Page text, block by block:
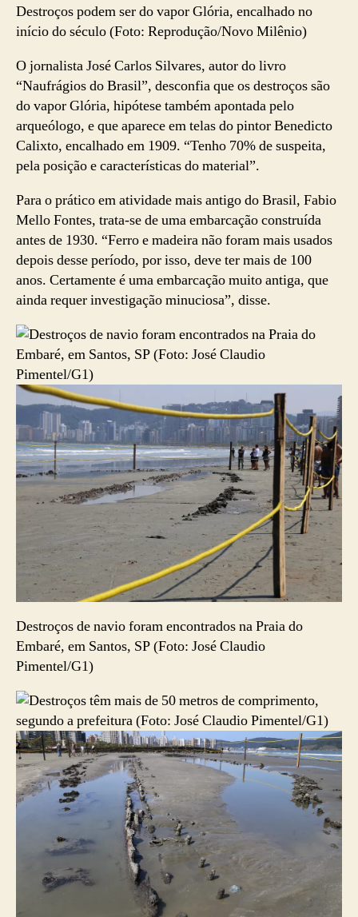
Destroços podem ser do vapor Glória, encalhado no
início do século (Foto: Reprodução/Novo Milênio)
O jornalista José Carlos Silvares, autor do livro
“Naufrágios do Brasil”, desconfia que os destroços são
do vapor Glória, hipótese também apontada pelo
arqueólogo, e que aparece em telas do pintor Benedicto
Calixto, encalhado em 1909. “Tenho 70% de suspeita,
pela posição e características do material”.
Para o prático em atividade mais antigo do Brasil, Fabio
Mello Fontes, trata-se de uma embarcação construída
antes de 1930. “Ferro e madeira não foram mais usados
depois desse período, por isso, deve ter mais de 100
anos. Certamente é uma embarcação muito antiga, que
ainda requer investigação minuciosa”, disse.
Destroços de navio foram encontrados na Praia do
Embaré, em Santos, SP (Foto: José Claudio
Pimentel/G1)